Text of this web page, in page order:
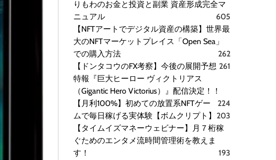
りもわのお金と投資と副業 資産形成完全マ
ニュアル
605
【NFTアートでデジタル資産の構築】世界最
大のNFTマーケットプレイス「Open Sea」
での購入方法
262
【ドンタコウのFX考察】今後の展開予想 261
特報『巨大ヒーロー ヴィクトリアス
（Gigantic Hero Victorius）』配信決定！！
224
【月利100%】初めての放置系NFTゲー
ムで毎日稼げる実体験【ボムクリプト】
203
【タイムイズマネーウェビナー】月７桁稼
ぐためのエンタメ流時間管理術を教えま
す！
193